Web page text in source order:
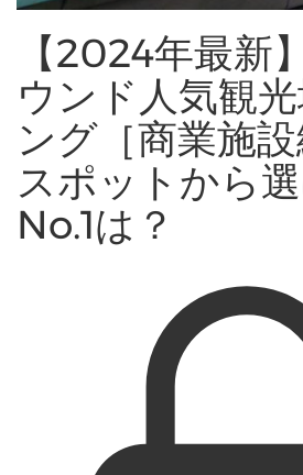
【2024年最新
ウンド人気観
ング［商業施
スポットから
No.1は？